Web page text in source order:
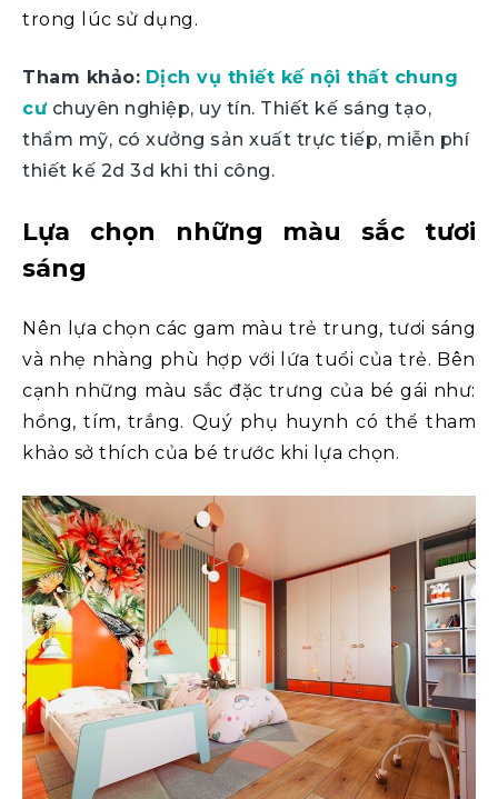
trong lúc sử dụng.
Tham khảo: Dịch vụ thiết kế nội thất chung
cưchuyên nghiệp, uy tín. Thiết kế sáng tạo,
thẩm mỹ, có xưởng sản xuất trực tiếp, miễn phí
thiết kế 2d 3d khi thi công.
Lựa chọn những màu sắc tươi
sáng
Nên lựa chọn các gam màu trẻ trung, tươi sáng
và nhẹ nhàng phù hợp với lứa tuổi của trẻ. Bên
cạnh những màu sắc đặc trưng của bé gái như:
hồng, tím, trắng. Quý phụ huynh có thể tham
khảo sở thích của bé trước khi lựa chọn.